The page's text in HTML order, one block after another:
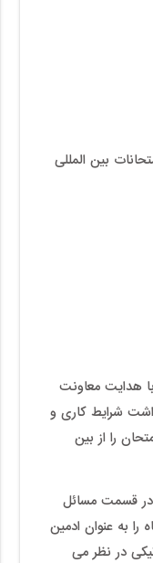
بین المللی
با هدایت معاونت
شرایط کاری و
را از بین
در قسمت مسائل
را به عنوان ادمین
در نظر می